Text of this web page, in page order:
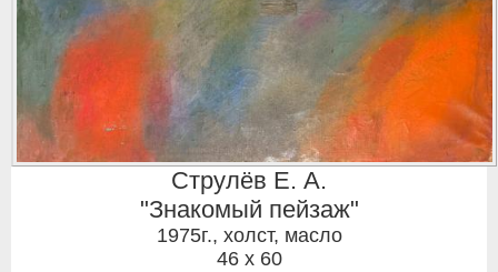
Струлёв Е. А.
"Знакомый пейзаж"
1975г., холст, масло
46 x 60